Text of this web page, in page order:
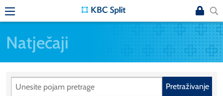
Natječaji
Pretraživanje